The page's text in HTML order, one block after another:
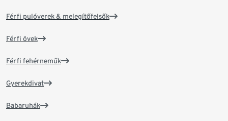
Férfi pulóverek & melegítőfelsők
Férfi övek
Férfi fehérneműk
Gyerekdivat
Babaruhák